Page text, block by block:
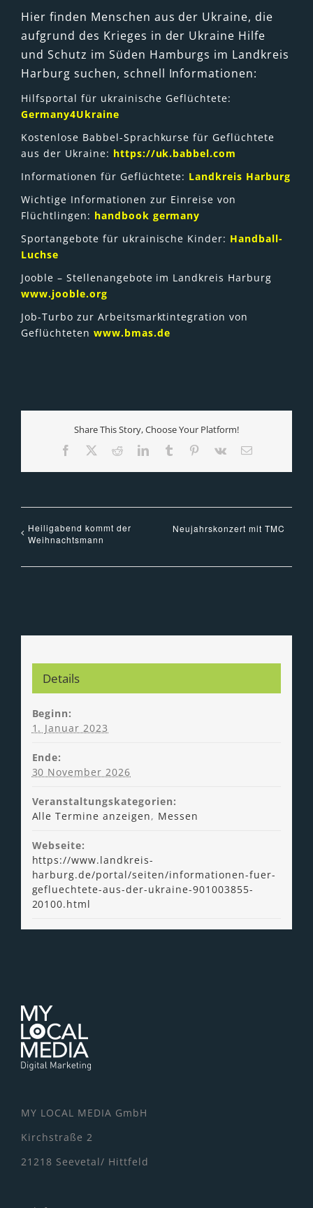
Hier finden Menschen aus der Ukraine, die
aufgrund des Krieges in der Ukraine Hilfe
und Schutz im Süden Hamburgs im Landkreis
Harburg suchen, schnell Informationen:
Hilfsportal für ukrainische Geflüchtete:
Germany4Ukraine
Kostenlose Babbel-Sprachkurse für Geflüchtete
aus der Ukraine: https://uk.babbel.com
Informationen für Geflüchtete: Landkreis Harburg
Wichtige Informationen zur Einreise von
Flüchtlingen: handbook germany
Sportangebote für ukrainische Kinder: Handball-
Luchse
Jooble – Stellenangebote im Landkreis Harburg
www.jooble.org
Job-Turbo zur Arbeitsmarktintegration von
Geflüchteten www.bmas.de
Share This Story, Choose Your Platform!
Facebook RedditLinkedIn
TumblrPinterest
Vk
Heiligabend kommt der
Weihnachtsmann
Neujahrskonzert mit TMC
Details
Beginn:
1. Januar 2023
Ende:
30 November 2026
Veranstaltungskategorien:
Alle Termine anzeigen, Messen
Webseite:
https://www.landkreis-
harburg.de/portal/seiten/informationen-fuer-
gefluechtete-aus-der-ukraine-901003855-
20100.html
MY LOCAL MEDIA GmbH
Kirchstraße 2
21218 Seevetal/ Hittfeld